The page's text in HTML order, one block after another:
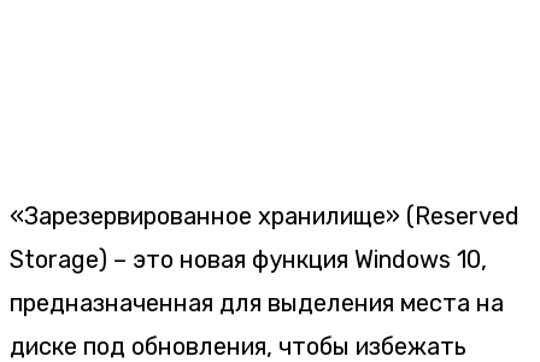
«Зарезервированное хранилище» (Reserved
Storage) – это новая функция Windows 10,
предназначенная для выделения места на
диске под обновления, чтобы избежать